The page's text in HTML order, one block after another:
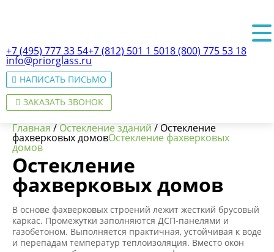
+7 (495) 777 33 54+7 (812) 501 1 5018 (800) 775 53 18
info@priorglass.ru
НАПИСАТЬ ПИСЬМО
ЗАКАЗАТЬ ЗВОНОК
О нас
Главная / Остекление зданий / Остекление
фахверковых домовОстекление фахверковых
домов
Остекление
фахверковых домов
В основе фахверковых строений лежит жесткий брусовый
каркас. Промежутки заполняются ДСП-панелями и
газобетоном. Выполняется практичная, устойчивая к воде
и перепадам температур теплоизоляция. Вместо окон